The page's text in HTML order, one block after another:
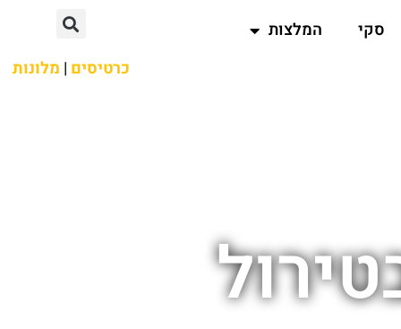
סקי
המלצות
כרטיסים | מלונות